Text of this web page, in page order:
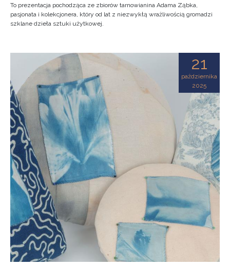
To prezentacja pochodząca ze zbiorów tarnowianina Adama Ząbka,
pasjonata i kolekcjonera, który od lat z niezwykłą wrażliwością gromadzi
szklane dzieła sztuki użytkowej.
21
października
2025